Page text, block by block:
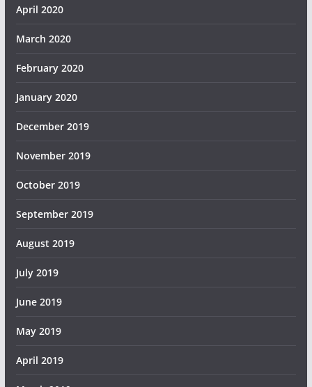
April 2020
March 2020
February 2020
January 2020
December 2019
November 2019
October 2019
September 2019
August 2019
July 2019
June 2019
May 2019
April 2019